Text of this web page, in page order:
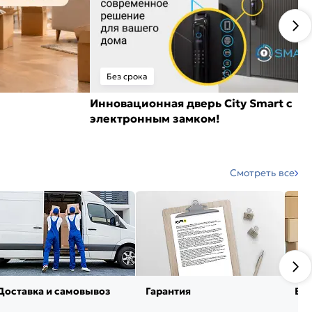
Без срока
Инновационная дверь City Smart с
электронным замком!
Смотреть все
и самовывоз Гарантия